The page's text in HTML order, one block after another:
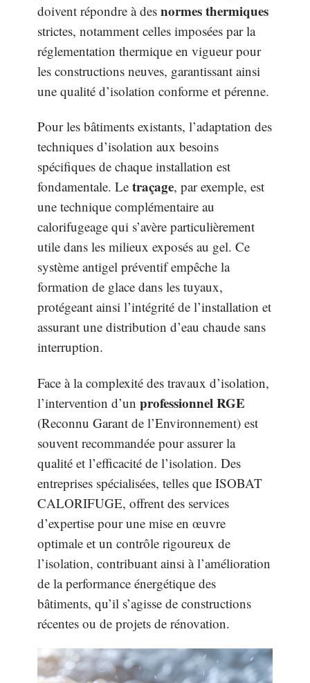
doivent répondre à des normes thermiques
strictes, notamment celles imposées par la
réglementation thermique en vigueur pour
les constructions neuves, garantissant ainsi
une qualité d’isolation conforme et pérenne.
Pour les bâtiments existants, l’adaptation des
techniques d’isolation aux besoins
spécifiques de chaque installation est
fondamentale. Le traçage, par exemple, est
une technique complémentaire au
calorifugeage qui s’avère particulièrement
utile dans les milieux exposés au gel. Ce
système antigel préventif empêche la
formation de glace dans les tuyaux,
protégeant ainsi l’intégrité de l’installation et
assurant une distribution d’eau chaude sans
interruption.
Face à la complexité des travaux d’isolation,
l’intervention d’un professionnel RGE
(Reconnu Garant de l’Environnement) est
souvent recommandée pour assurer la
qualité et l’efficacité de l’isolation. Des
entreprises spécialisées, telles que ISOBAT
CALORIFUGE, offrent des services
d’expertise pour une mise en œuvre
optimale et un contrôle rigoureux de
l’isolation, contribuant ainsi à l’amélioration
de la performance énergétique des
bâtiments, qu’il s’agisse de constructions
récentes ou de projets de rénovation.